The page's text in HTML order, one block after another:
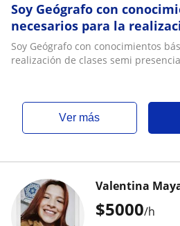
Soy Geógrafo con
necesarios para la
presenciales
Soy Geógrafo con conocimientos
realización de clases semi
ver más
$5000/h
Valentina